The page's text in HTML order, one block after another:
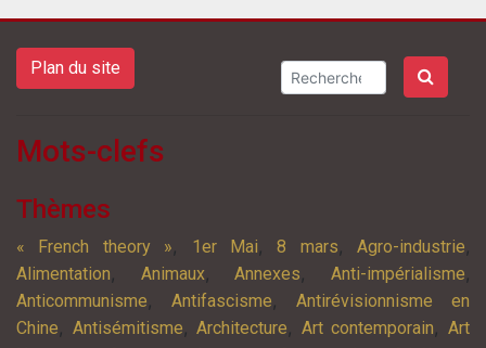
Plan du site
Mots-clefs
Thèmes
« French theory », 1er Mai,8 mars, Agro-industrie,
Alimentation, Animaux,Annexes,Anti-impérialisme,
Anticommunisme, Antifascisme, Antirévisionnisme en
Chine, Antisémitisme,Architecture, Art contemporain,Art